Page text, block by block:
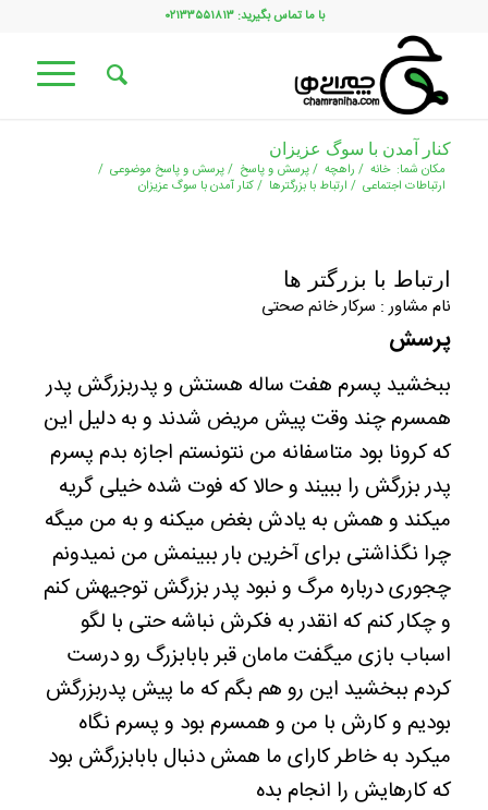
با ما تماس بگیرید: ۰۲۱۳۳۵۵۱۸۱۳
کنار آمدن با سوگ عزیزان
مکان شما: خانه / راهچه /پرسش و پاسخ /پرسش و پاسخ موضوعی /
ارتباطات اجتماعی / ارتباط با بزرگترها /کنار آمدن با سوگ عزیزان
ارتباط با بزرگتر ها
نام مشاور : سرکار خانم صحتی
پرسش
ببخشید پسرم هفت ساله هستش و پدربزرگش پدر
همسرم چند وقت پیش مریض شدند و به دلیل این
که کرونا بود متاسفانه من نتونستم اجازه بدم پسرم
پدر بزرگش را ببیند و حالا که فوت شده خیلی گریه
میکند و همش به یادش بغض میکنه و به من میگه
چرا نگذاشتی برای آخرین بار ببینمش من نمیدونم
چجوری درباره مرگ و نبود پدر بزرگش توجیهش کنم
و چکار کنم که انقدر به فکرش نباشه حتی با لگو
اسباب بازی میگفت مامان قبر بابابزرگ رو درست
کردم ببخشید این رو هم بگم که ما پیش پدربزرگش
بودیم و کارش با من و همسرم بود و پسرم نگاه
میکرد به خاطر کارای ما همش دنبال بابابزرگش بود
که کارهایش را انجام بده